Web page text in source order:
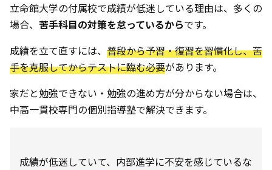
立命館大学の付属校で成績が低迷している理由は、多くの
場合、 苦手科目の対策を怠っているからです。
成績を立て直すには、 普段から予習・復習を習慣化し、苦
手を克服してからテストに臨む必要があります。
家だと勉強できない・勉強の進め方が分からない場合は、
中高一貫校専門の個別指導塾で解決できます。
成績が低迷していて、内部進学に不安を感じているな